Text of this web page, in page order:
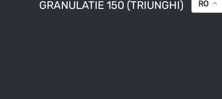
GRANULATIE 150 (TRIUNGHI)
RO